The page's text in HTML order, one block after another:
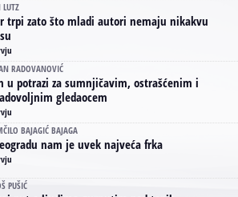
LUTZ
trpi zato što mladi autori nemaju nikakvu
RADOVANOVIĆ
u potrazi za sumnjičavim, ostrašćenim i
gledaocem
BAJAGIĆ BAJAGA
nam je uvek najveća frka
PUŠIĆ